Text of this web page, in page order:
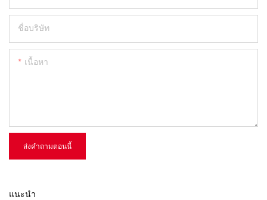
ชื่อบริษัท
เนื้อหา
ส่งคำถามตอนนี้
แนะนำ